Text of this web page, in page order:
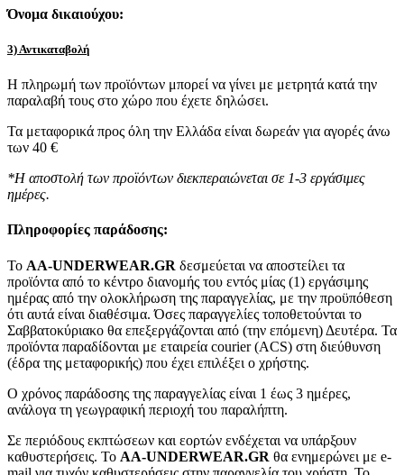
Όνομα δικαιούχου:
3) Αντικαταβολή
Η πληρωμή των προϊόντων μπορεί να γίνει με μετρητά κατά την
παραλαβή τους στο χώρο που έχετε δηλώσει.
Τα μεταφορικά προς όλη την Ελλάδα είναι δωρεάν για αγορές άνω
των 40 €
*Η αποστολή των προϊόντων διεκπεραιώνεται σε 1-3 εργάσιμες
ημέρες.
Πληροφορίες παράδοσης:
To AA-UNDERWEAR.GR δεσμεύεται να αποστείλει τα
προϊόντα από το κέντρο διανομής του εντός μίας (1) εργάσιμης
ημέρας από την ολοκλήρωση της παραγγελίας, με την προϋπόθεση
ότι αυτά είναι διαθέσιμα. Όσες παραγγελίες τοποθετούνται το
Σαββατοκύριακο θα επεξεργάζονται από (την επόμενη) Δευτέρα. Τα
προϊόντα παραδίδονται με εταιρεία courier (ACS) στη διεύθυνση
(έδρα της μεταφορικής) που έχει επιλέξει ο χρήστης.
Ο χρόνος παράδοσης της παραγγελίας είναι 1 έως 3 ημέρες,
ανάλογα τη γεωγραφική περιοχή του παραλήπτη.
Σε περιόδους εκπτώσεων και εορτών ενδέχεται να υπάρξουν
καθυστερήσεις. Το AA-UNDERWEAR.GR θα ενημερώνει με e-